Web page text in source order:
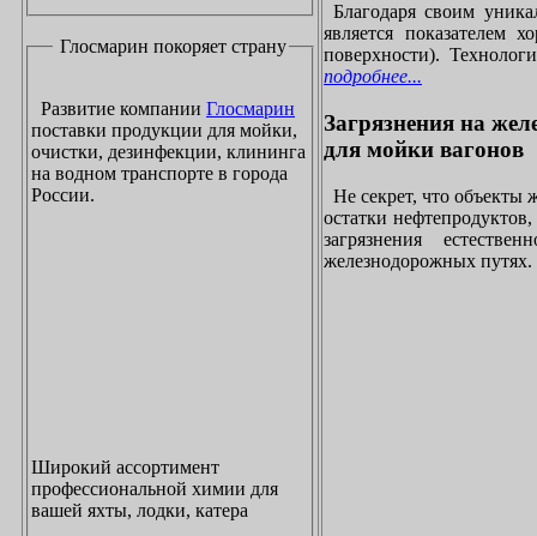
Глосмарин покоряет страну
Развитие компании Глосмарин
поставки продукции для мойки,
очистки, дезинфекции, клининга
на водном транспорте в города
России.
Широкий ассортимент
профессиональной химии для
вашей яхты, лодки, катера
Благодаря своим
является показателем
поверхности).
подробнее...
Загрязнения на
для мойки вагонов
Не секрет, что объекты
остатки нефтепродуктов,
загрязнения
железнодорожных путях.